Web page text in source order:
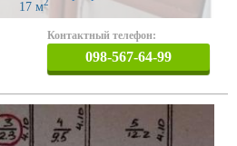
17 м2
Контактный телефон:
098-567-64-99